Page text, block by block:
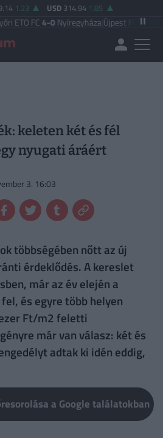
1.23 USD 314.94 1.85
0Nyíregyháza |Újpest FC4-2Debreceni VSC
keleten két és fél
nyugati áráért
3. 16:03
többségében nőtt az új
érdeklődés. A kereslet
már az év elején a
és egyre több helyen
Ft/m2 feletti
már van válasz: két és
adtak ki idén eddig,
a Google találatokban